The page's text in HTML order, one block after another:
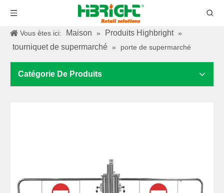
Vous êtes ici: Maison » Produits Highbright »
tourniquet de supermarché » porte de supermarché
Catégorie De Produits